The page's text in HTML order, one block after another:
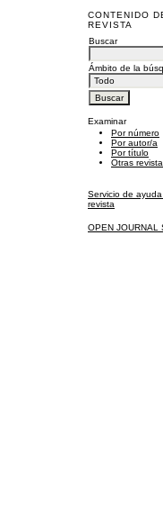
CONTENIDO
REVISTA
Buscar
Ámbito de la
Examinar
Por número
Por autor/a
Por título
Otras
Servicio de
revista
OPEN JOURNAL